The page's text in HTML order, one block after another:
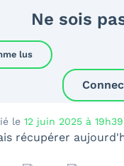
Ne sois
lus
le 12 juin 2025 à 19h39
récupérer